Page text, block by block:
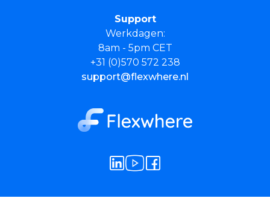
Support
Werkdagen:
8am - 5pm CET
+31 (0)570 572 238
support@flexwhere.nl